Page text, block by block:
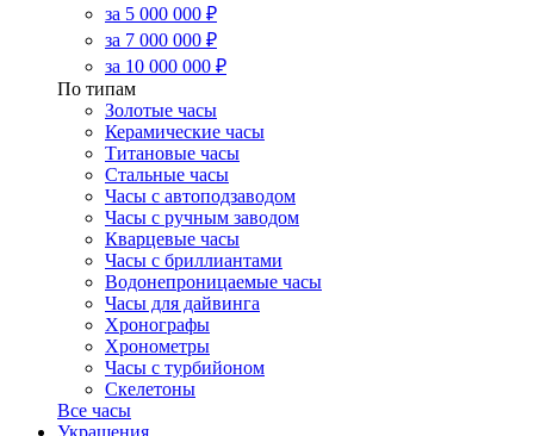
за 5 000 000 ₽
за 7 000 000 ₽
за 10 000 000 ₽
По типам
Золотые часы
Керамические часы
Титановые часы
Стальные часы
Часы с автоподзаводом
Часы с ручным заводом
Кварцевые часы
Часы с бриллиантами
Водонепроницаемые часы
Часы для дайвинга
Хронографы
Хронометры
Часы с турбийоном
Скелетоны
Все часы